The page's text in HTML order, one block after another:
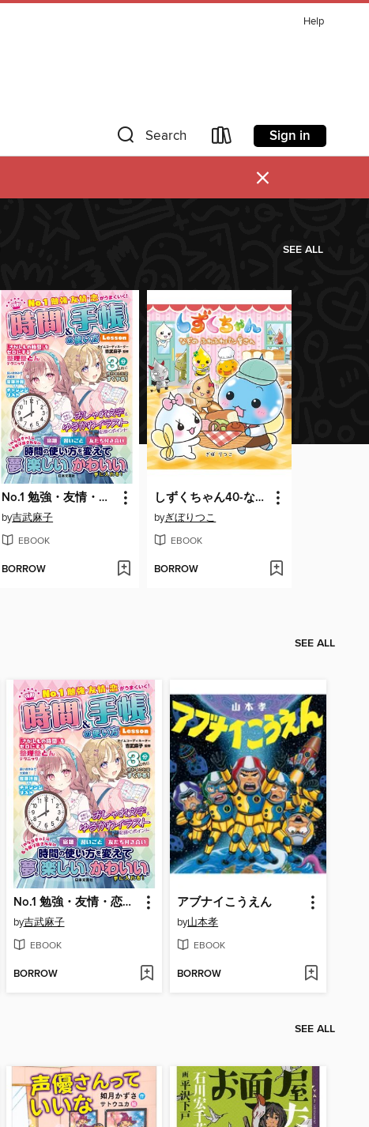
Help
Search Sign in
×
SEE ALL
No.1 勉強・友情・恋がうまくいく! 時間＆手帳の使い方Lesson
by吉武麻子
EBOOK
BORROW
しずくちゃん40-なぞのふわふわパン屋さん
byぎぼりつこ
EBOOK
BORROW
SEE ALL
No.1 勉強・友情・恋がうまくいく! 時間＆手帳の使い方Lesson
by吉武麻子
EBOOK
BORROW
アブナイこうえん
by山本孝
EBOOK
BORROW
SEE ALL